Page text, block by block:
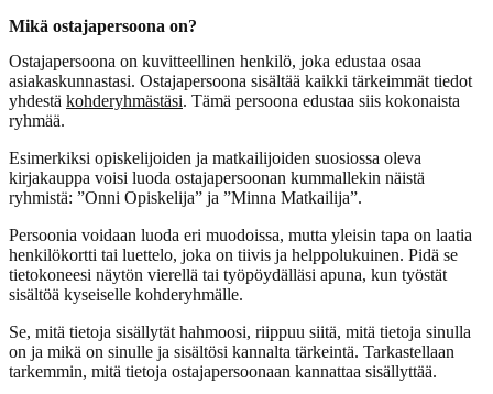
Mikä ostajapersoona on?
Ostajapersoona on kuvitteellinen henkilö, joka edustaa osaa
asiakaskunnastasi. Ostajapersoona sisältää kaikki tärkeimmät tiedot
yhdestä kohderyhmästäsi. Tämä persoona edustaa siis kokonaista
ryhmää.
Esimerkiksi opiskelijoiden ja matkailijoiden suosiossa oleva
kirjakauppa voisi luoda ostajapersoonan kummallekin näistä
ryhmistä: ”Onni Opiskelija” ja ”Minna Matkailija”.
Persoonia voidaan luoda eri muodoissa, mutta yleisin tapa on laatia
henkilökortti tai luettelo, joka on tiivis ja helppolukuinen. Pidä se
tietokoneesi näytön vierellä tai työpöydälläsi apuna, kun työstät
sisältöä kyseiselle kohderyhmälle.
Se, mitä tietoja sisällytät hahmoosi, riippuu siitä, mitä tietoja sinulla
on ja mikä on sinulle ja sisältösi kannalta tärkeintä. Tarkastellaan
tarkemmin, mitä tietoja ostajapersoonaan kannattaa sisällyttää.